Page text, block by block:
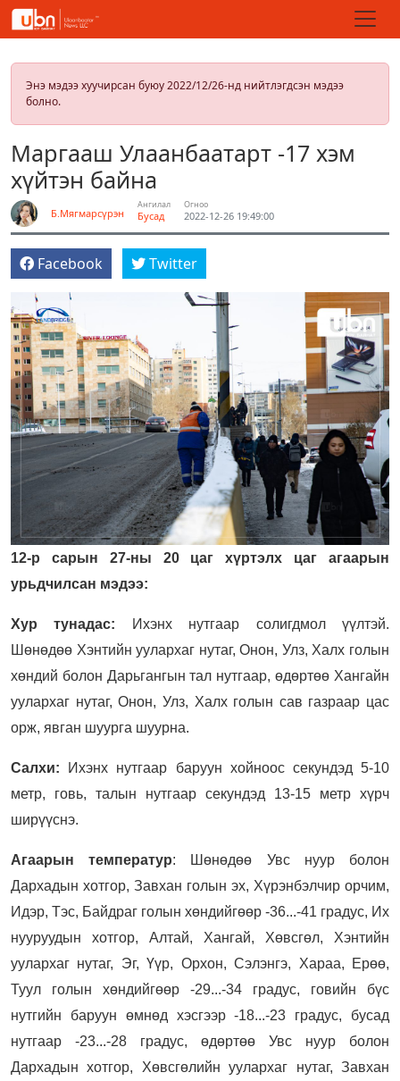
Энэ мэдээ хуучирсан буюу 2022/12/26-нд нийтлэгдсэн мэдээ
болно.
Маргааш Улаанбаатарт -17 хэм
хүйтэн байна
Б.Мягмарсүрэн
Ангилал
Бусад
Огноо
2022-12-26 19:49:00
Facebook Twitter
12-р сарын 27-ны 20 цаг хүртэлх цаг агаарын
урьдчилсан мэдээ:
Хур тунадас: Ихэнх нутгаар солигдмол үүлтэй.
Шөнөдөө Хэнтийн уулархаг нутаг, Онон, Улз, Халх голын
хөндий болон Дарьгангын тал нутгаар, өдөртөө Хангайн
уулархаг нутаг, Онон, Улз, Халх голын сав газраар цас
орж, явган шуурга шуурна.
Салхи: Ихэнх нутгаар баруун хойноос секундэд 5-10
метр, говь, талын нутгаар секундэд 13-15 метр хүрч
ширүүснэ.
Агаарын температур: Шөнөдөө Увс нуур болон
Дархадын хотгор, Завхан голын эх, Хүрэнбэлчир орчим,
Идэр, Тэс, Байдраг голын хөндийгөөр -36...-41 градус, Их
нууруудын хотгор, Алтай, Хангай, Хөвсгөл, Хэнтийн
уулархаг нутаг, Эг, Үүр, Орхон, Сэлэнгэ, Хараа, Ерөө,
Туул голын хөндийгөөр -29...-34 градус, говийн бүс
нутгийн баруун өмнөд хэсгээр -18...-23 градус, бусад
нутгаар -23...-28 градус, өдөртөө Увс нуур болон
Дархадын хотгор, Хөвсгөлийн уулархаг нутаг, Завхан